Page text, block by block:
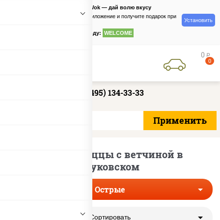
PizzaSushiWok — дай волю вкусу
Скачайте приложение и получите подарок при
по промокоду: WELCOME
Установить
0 руб
0
+7 (495) 134-33-33
Острые пиццы с ветчиной в
Жуковском
Острые
Сортировать